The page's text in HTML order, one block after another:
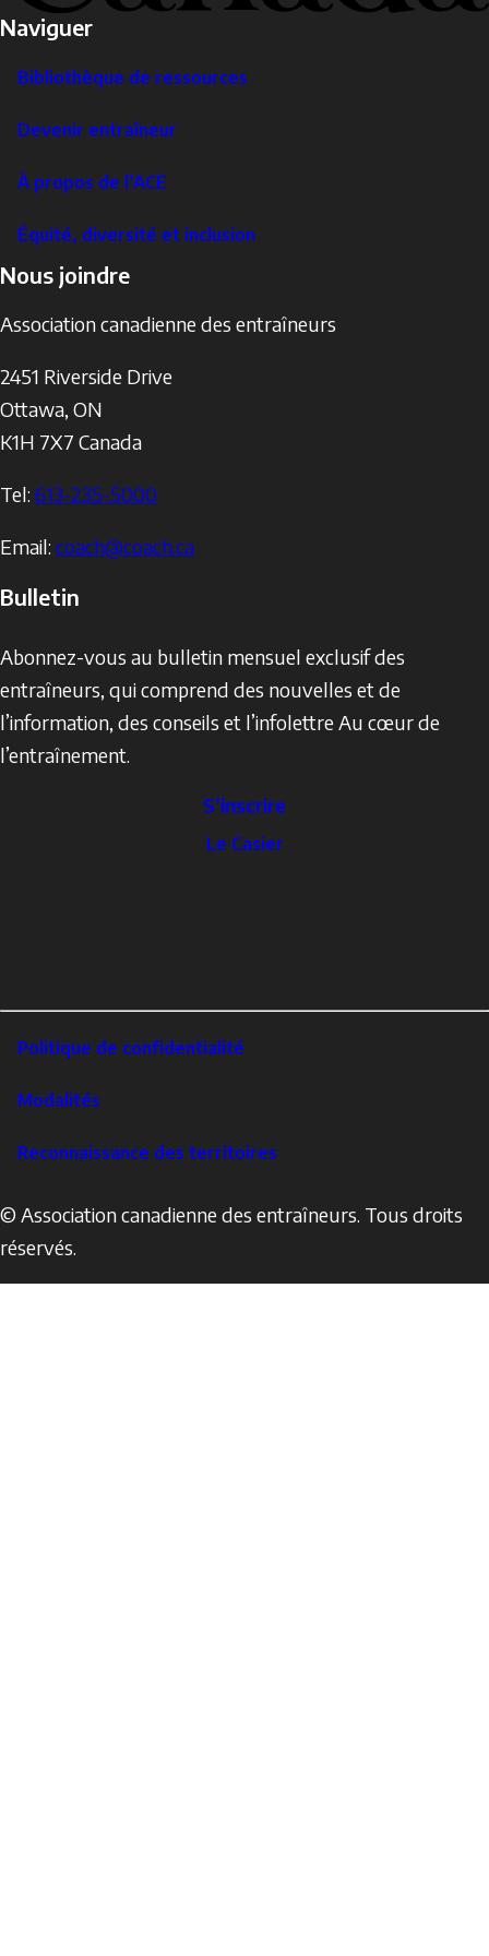
Naviguer
Bibliothèque de ressources
Devenir entraîneur
À propos de l’ACE
Équité, diversité et inclusion
Nous joindre
Association canadienne des entraîneurs
2451 Riverside Drive
Ottawa, ON
K1H 7X7 Canada
Tel: 613-235-5000
Email: coach@coach.ca
Bulletin
Abonnez-vous au bulletin mensuel exclusif des
entraîneurs, qui comprend des nouvelles et de
l’information, des conseils et l’infolettre Au cœur de
l’entraînement.
S’inscrire
Le Casier
Footer
Corporate
Politique de confidentialité
Modalités
Reconnaissance des territoires
© Association canadienne des entraîneurs. Tous droits
réservés.